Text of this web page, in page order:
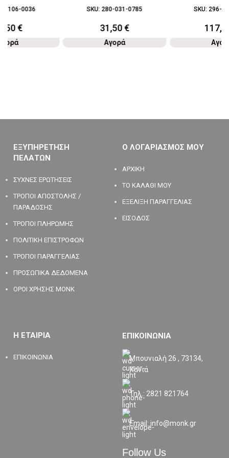
106-0036
€
SKU: 280-031-0785
31,50€
Αγορά
SKU: 296-
ΕΞΥΠΗΡΕΤΗΣΗ
ΠΕΛΑΤΩΝ
ΣΥΧΝΕΣ ΕΡΩΤΗΣΕΙΣ
ΤΡΟΠΟΙ ΑΠΟΣΤΟΛΗΣ /
ΠΑΡΑΔΟΣΗΣ
ΤΡΟΠΟΙ ΠΛΗΡΩΜΗΣ
ΠΟΛΙΤΙΚΗ ΕΠΙΣΤΡΟΦΩΝ
ΤΡΟΠΟΙ ΠΑΡΑΓΓΕΛΙΑΣ
ΠΡΟΣΩΠΙΚΑ ΔΕΔΟΜΕΝΑ
ΟΡΟΙ ΧΡΗΣΗΣ MONK
Ο ΛΟΓΑΡΙΑΣΜΟΣ ΜΟΥ
ΑΡΧΙΚΗ
ΤΟ ΚΑΛΑΘΙ ΜΟΥ
ΕΞΕΛΙΞΗ ΠΑΡΑΓΓΕΛΙΑΣ
ΕΙΣΟΔΟΣ
Η ΕΤΑΙΡΙΑ
ΕΠΙΚΟΙΝΩΝΙΑ
ΕΠΙΚΟΙΝΩΝΙΑ
Μπουνιαλή 26 , 73134,
Χανιά
Τηλ.: 2821 821764
Email: info@monk.gr
Follow Us